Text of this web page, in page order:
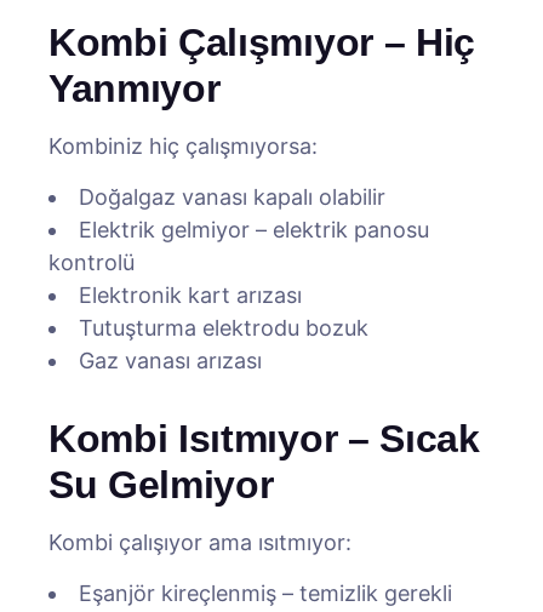
Kombi Çalışmıyor – Hiç
Yanmıyor
Kombiniz hiç çalışmıyorsa:
Doğalgaz vanası kapalı olabilir
Elektrik gelmiyor – elektrik panosu
kontrolü
Elektronik kart arızası
Tutuşturma elektrodu bozuk
Gaz vanası arızası
Kombi Isıtmıyor – Sıcak
Su Gelmiyor
Kombi çalışıyor ama ısıtmıyor:
Eşanjör kireçlenmiş – temizlik gerekli